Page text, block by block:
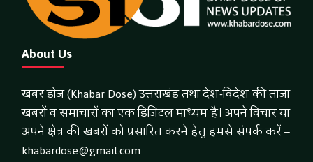
About Us
खबर डोज (Khabar Dose) उत्तराखंड तथा देश-विदेश की ताजा
खबरों व समाचारों का एक डिजिटल माध्यम है। अपने विचार या
अपने क्षेत्र की खबरों को प्रसारित करने हेतु हमसे संपर्क करें –
khabardose@gmail.com